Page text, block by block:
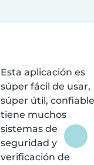
Esta aplicación es
súper fácil de usar,
súper útil,
tiene muchos
sistemas de
seguridad y
verificación de